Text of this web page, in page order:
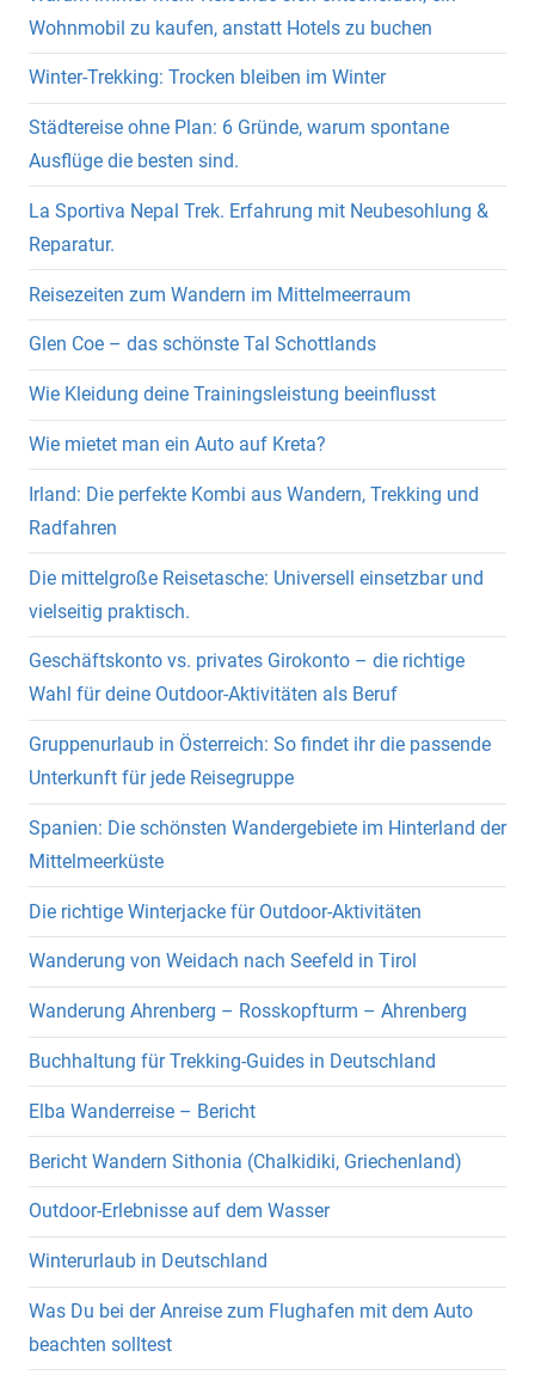
Wohnmobil zu kaufen, anstatt Hotels zu buchen
Winter-Trekking: Trocken bleiben im Winter
Städtereise ohne Plan: 6 Gründe, warum spontane
Ausflüge die besten sind.
La Sportiva Nepal Trek. Erfahrung mit Neubesohlung &
Reparatur.
Reisezeiten zum Wandern im Mittelmeerraum
Glen Coe – das schönste Tal Schottlands
Wie Kleidung deine Trainingsleistung beeinflusst
Wie mietet man ein Auto auf Kreta?
Irland: Die perfekte Kombi aus Wandern, Trekking und
Radfahren
Die mittelgroße Reisetasche: Universell einsetzbar und
vielseitig praktisch.
Geschäftskonto vs. privates Girokonto – die richtige
Wahl für deine Outdoor-Aktivitäten als Beruf
Gruppenurlaub in Österreich: So findet ihr die passende
Unterkunft für jede Reisegruppe
Spanien: Die schönsten Wandergebiete im Hinterland der
Mittelmeerküste
Die richtige Winterjacke für Outdoor-Aktivitäten
Wanderung von Weidach nach Seefeld in Tirol
Wanderung Ahrenberg – Rosskopfturm – Ahrenberg
Buchhaltung für Trekking-Guides in Deutschland
Elba Wanderreise – Bericht
Bericht Wandern Sithonia (Chalkidiki, Griechenland)
Outdoor-Erlebnisse auf dem Wasser
Winterurlaub in Deutschland
Was Du bei der Anreise zum Flughafen mit dem Auto
beachten solltest